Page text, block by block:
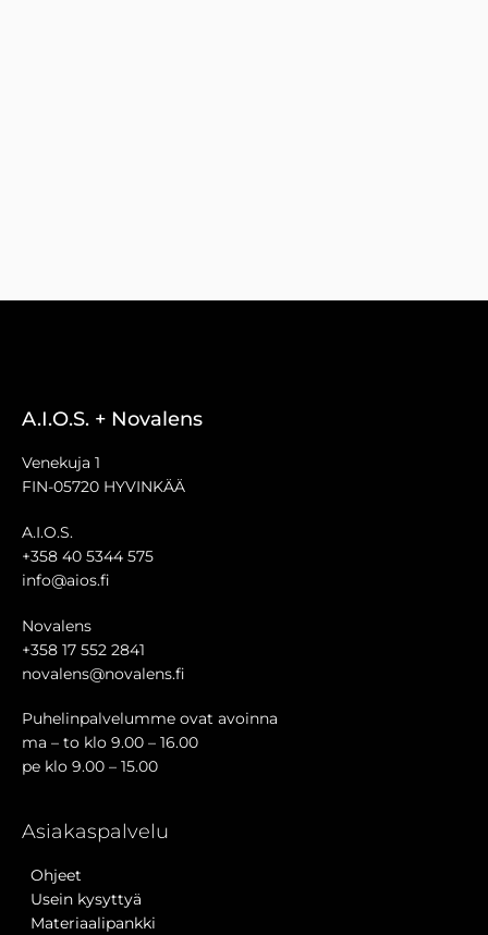
A.I.O.S. + Novalens
Venekuja 1
FIN-05720 HYVINKÄÄ
A.I.O.S.
+358 40 5344 575
info@aios.fi
Novalens
+358 17 552 2841
novalens@novalens.fi
Puhelinpalvelumme ovat avoinna
ma – to klo 9.00 – 16.00
pe klo 9.00 – 15.00
Asiakaspalvelu
Ohjeet
Usein kysyttyä
Materiaalipankki